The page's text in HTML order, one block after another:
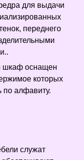
для выдачи
переднего
шкаф оснащен
которых
по алфавиту.
служат